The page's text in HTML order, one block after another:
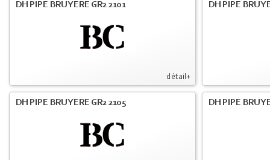
détail+
DH PIPE BRUYERE GR2 2101 DH PIPE
DH PIPE BRUYERE GR2 2105 DH PIPE